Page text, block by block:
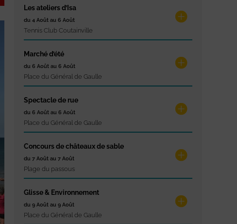
Les ateliers d’Isa
du 4 Août au 6 Août
Tennis Club Coutainville
Marché d’été
du 6 Août au 6 Août
Place du Général de Gaulle
Spectacle de rue
du 6 Août au 6 Août
Place du Général de Gaulle
Concours de châteaux de sable
du 7 Août au 7 Août
Plage du passous
Glisse & Environnement
du 9 Août au 9 Août
Place du Général de Gaulle